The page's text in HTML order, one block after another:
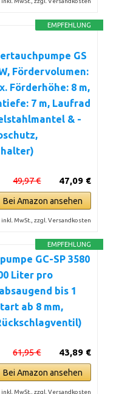
EMPFEHLUNG
GS
Fördervolumen:
Förderhöhe: 8 m,
7 m, Laufrad
& -
47,09 €
49,97 €
Bei Amazon ansehen
inkl. MwSt., zzgl. Versandkosten
EMPFEHLUNG
GC-SP 3580
Liter pro
bis 1
ab 8 mm,
43,89 €
61,95 €
Bei Amazon ansehen
inkl. MwSt., zzgl. Versandkosten